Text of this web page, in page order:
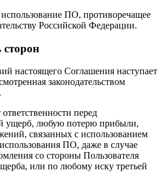
ПО, противоречащее
Российской Федерации.
сторон
настоящего Соглашения наступает
законодательством
перед
ущерб, любую потерю прибыли,
связанных с использованием
ПО, даже в случае
со стороны Пользователя
или по любому иску третьей